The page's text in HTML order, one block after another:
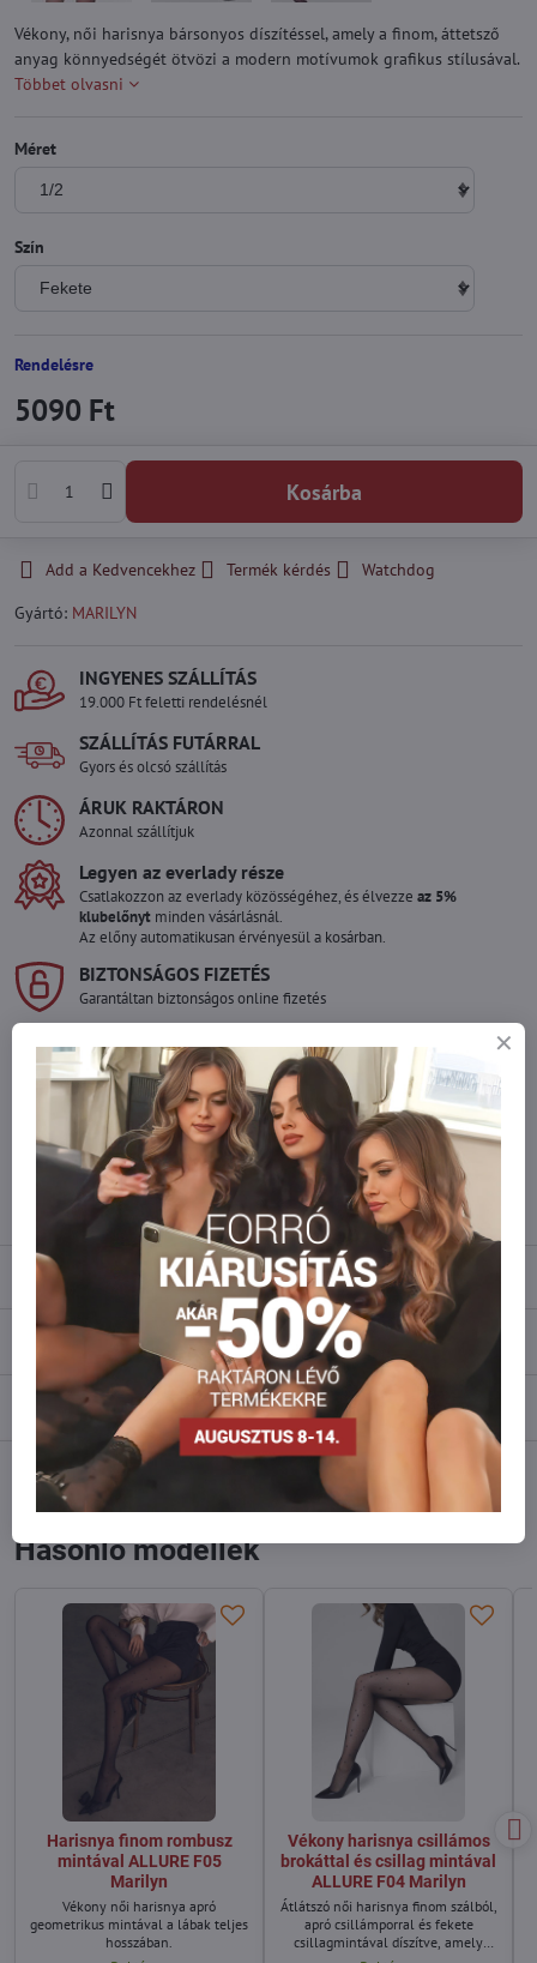
Vékony, női harisnya bársonyos díszítéssel, amely a finom, áttetsző
anyag könnyedségét ötvözi a modern motívumok grafikus stílusával.
Többet olvasni
Méret
Szín
Rendelésre
5090 Ft
Kosárba
Add a Kedvencekhez Termék kérdés
Watchdog
Gyártó: MARILYN
INGYENES SZÁLLÍTÁS
19.000 Ft feletti rendelésnél
SZÁLLÍTÁS FUTÁRRAL
Gyors és olcsó szállítás
ÁRUK RAKTÁRON
Azonnal szállítjuk
Legyen az everlady része
Csatlakozzon az everlady közösségéhez, és élvezze az 5%
klubelőnyt minden vásárlásnál.
Az előny automatikusan érvényesül a kosárban.
BIZTONSÁGOS FIZETÉS
Garantáltan biztonságos online fizetés
Szeretne több terméket rendelni mint
amennyi raktáron van?
Ne habozzon kapcsolatba lépni velünk, raktárra szállítjuk az árut!
info​@everlady​.eu
Leírás
Vélemények 0
Fórum 0
Facebook Reddit LinkedIn WhatsApp
mail
Hasonló modellek
Harisnya finom rombusz
mintával ALLURE F05
Marilyn
Vékony női harisnya apró
geometrikus mintával a lábak teljes
hosszában.
Vékony harisnya csillámos
brokáttal és csillag mintával
ALLURE F04 Marilyn
Átlátszó női harisnya finom szálból,
apró csillámporral és fekete
csillagmintával díszítve, amely